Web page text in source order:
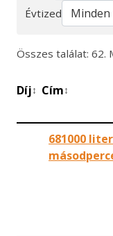
Évtized
Összes találat: 62.
Díj↕ Cím↕
681000